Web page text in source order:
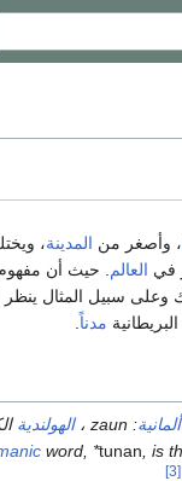
، وأصغر من المدينة،
في العالم . حيث أن مفهوم
سبيل المثال ينظر
مدناً
ألمانية:
zaun ،الهولندية
word, *tunan, is
[3]